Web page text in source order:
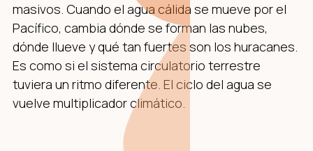
masivos. Cuando el agua cálida se mueve por el
Pacífico, cambia dónde se forman las nubes,
dónde llueve y qué tan fuertes son los huracanes.
Es como si el sistema circulatorio terrestre
tuviera un ritmo diferente. El ciclo del agua se
vuelve multiplicador climático.